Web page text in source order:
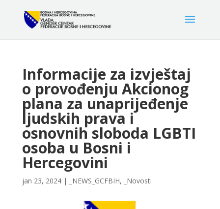
Informacije za izvještaj
o provođenju Akcionog
plana za unaprijeđenje
ljudskih prava i
osnovnih sloboda LGBTI
osoba u Bosni i
Hercegovini
jan 23, 2024| _NEWS_GCFBIH, _Novosti